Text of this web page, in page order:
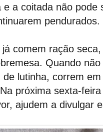
e a coitada não pode
pendurados.
comem ração
Quando
de lutinha, correm
próxima sexta-
ajudem a divulgar